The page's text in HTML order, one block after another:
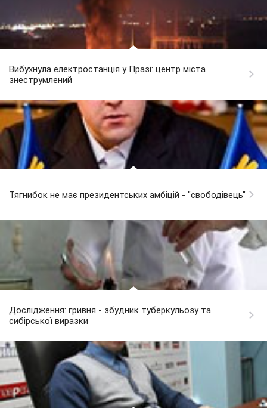
Вибухнула електростанція у Празі: центр міста
знеструмлений
Тягнибок не має президентських амбіцій - "свободівець"
Дослідження: гривня - збудник туберкульозу та
сибірської виразки